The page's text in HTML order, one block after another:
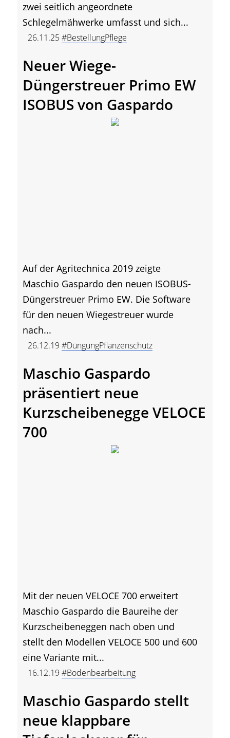
zwei seitlich angeordnete
Schlegelmähwerke umfasst und sich...
26.11.25#BestellungPflege
Neuer Wiege-
Düngerstreuer Primo EW
ISOBUS von Gaspardo
Auf der Agritechnica 2019 zeigte
Maschio Gaspardo den neuen ISOBUS-
Düngerstreuer Primo EW. Die Software
für den neuen Wiegestreuer wurde
nach...
26.12.19 #DüngungPflanzenschutz
Maschio Gaspardo
präsentiert neue
Kurzscheibenegge VELOCE
700
Mit der neuen VELOCE 700 erweitert
Maschio Gaspardo die Baureihe der
Kurzscheibeneggen nach oben und
stellt den Modellen VELOCE 500 und 600
eine Variante mit...
16.12.19 #Bodenbearbeitung
Maschio Gaspardo stellt
neue klappbare